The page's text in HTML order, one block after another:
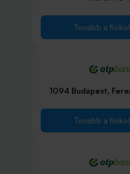
Tovább a
1094 Budapest,
Tovább a